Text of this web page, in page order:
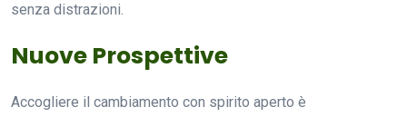
senza distrazioni.
Nuove Prospettive
Accogliere il cambiamento con spirito aperto è